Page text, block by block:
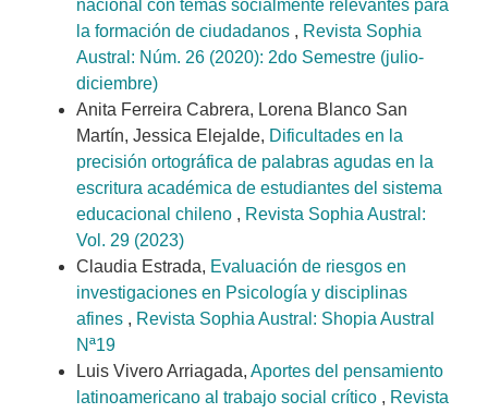
nacional con temas socialmente relevantes para
la formación de ciudadanos , Revista Sophia
Austral: Núm. 26 (2020): 2do Semestre (julio-
diciembre)
Anita Ferreira Cabrera, Lorena Blanco San
Martín, Jessica Elejalde, Dificultades en la
precisión ortográfica de palabras agudas en la
escritura académica de estudiantes del sistema
educacional chileno , Revista Sophia Austral:
Vol. 29 (2023)
Claudia Estrada, Evaluación de riesgos en
investigaciones en Psicología y disciplinas
afines , Revista Sophia Austral: Shopia Austral
Nª19
Luis Vivero Arriagada, Aportes del pensamiento
latinoamericano al trabajo social crítico , Revista